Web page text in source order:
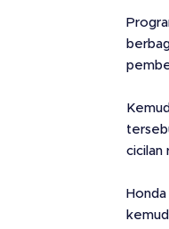
cicilan